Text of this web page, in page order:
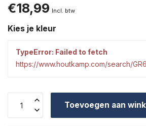
€18,99 Incl. btw
Kies je kleur
TypeError: Failed to fetch
https://www.houtkamp.com/search/
Toevoegen aan